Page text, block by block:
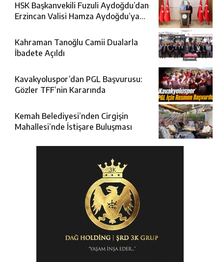
HSK Başkanvekili Fuzuli Aydoğdu’dan
Erzincan Valisi Hamza Aydoğdu’ya
Kahraman Tanoğlu Camii Dualarla
İbadete Açıldı
Kavakyoluspor’dan PGL Başvurusu:
Gözler TFF’nin Kararında
Kemah Belediyesi’nden Cirgişin
Mahallesi’nde İstişare Buluşması